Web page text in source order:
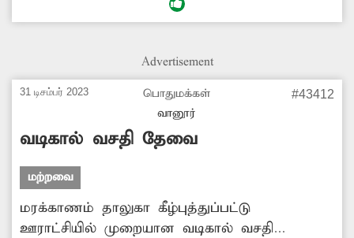
படுகாயம் அடைந்து வருகின்றனர். எனவே
தார் சாலை அமைக்க அதிகாரிகள் நடவடிக்கை
Advertisement
31 டிசம்பர் 2023
பொதுமக்கள்
வானூர்
#43412
வடிகால் வசதி தேவை
மற்றவை
மரக்காணம் தாலுகா கீழ்புத்துப்பட்டு
ஊராட்சியில் முறையான வடிகால் வசதி